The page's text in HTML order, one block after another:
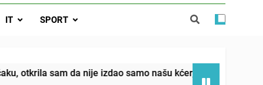
nije izdao samo našu kćer, nego je
sin već sutradan oženio ljubavnicom,
i da iza bolničkog stakla već čekaju
IT SPORT
da nije izdao samo našu kćer, nego je svojim potpisom